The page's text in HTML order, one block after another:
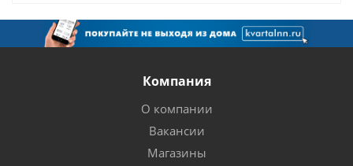
Компания
О компании
Вакансии
Магазины